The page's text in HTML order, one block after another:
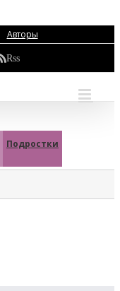
Авторы
Rss
Подростки